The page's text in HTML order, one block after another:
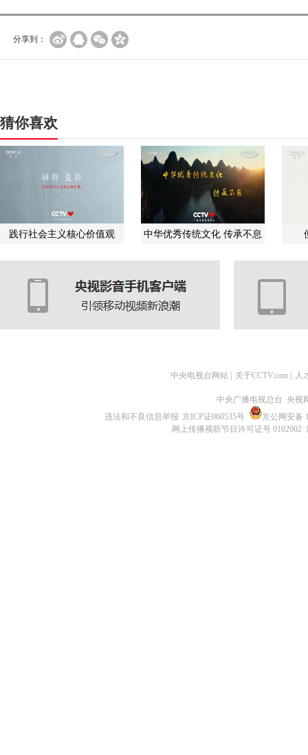
分享到：
猜你喜欢
践行社会主义核心价值观 中华优秀传统文化 传承不息
中央电视台网站 关于CCTV.com 人
中央广播电视总台 央视
违法和不良信息举报 京ICP证060535号
京公网安备
网上传播视听节目许可证号 0102002